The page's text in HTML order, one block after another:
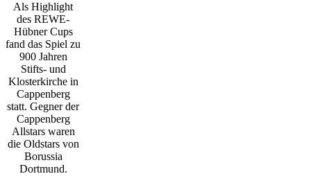
Als Highlight
des REWE-
Hübner Cups
fand das Spiel zu
900 Jahren
Stifts- und
Klosterkirche in
Cappenberg
statt. Gegner der
Cappenberg
Allstars waren
die Oldstars von
Borussia
Dortmund.